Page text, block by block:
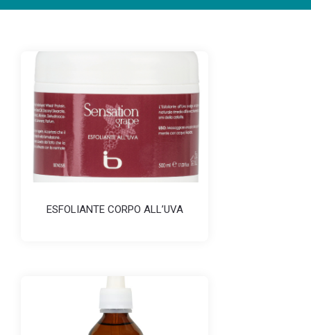
ESFOLIANTE CORPO ALL’UVA